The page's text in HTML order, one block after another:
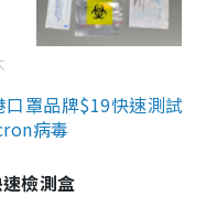
罩品牌$19快速測試
病毒
檢測盒